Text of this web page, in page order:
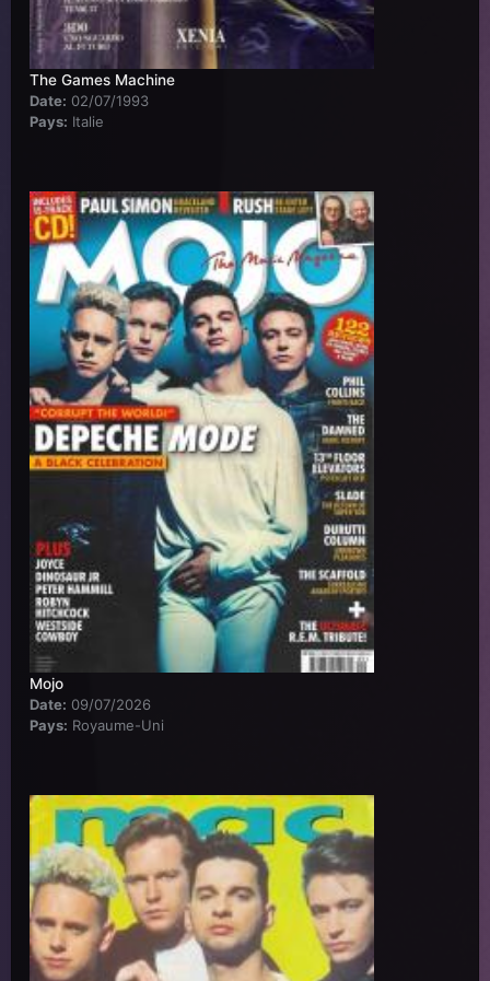
The Games Machine
Date: 02/07/1993
Pays: Italie
Mojo
Date: 09/07/2026
Pays: Royaume-Uni